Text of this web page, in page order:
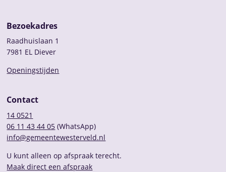
Bezoekadres
Raadhuislaan 1
7981 EL Diever
Openingstijden
Contact
14 0521
06 11 43 44 05 (WhatsApp)
info@gemeentewesterveld.nl
U kunt alleen op afspraak terecht.
Maak direct een afspraak